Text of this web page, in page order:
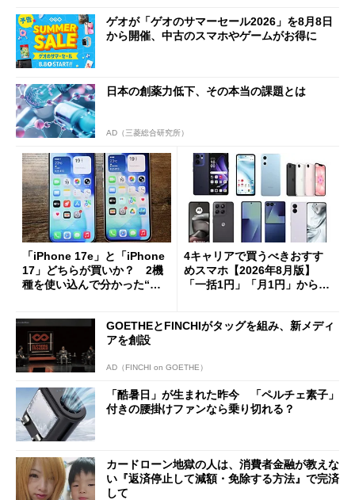
ゲオが「ゲオのサマーセール2026」を8月8日
から開催、中古のスマホやゲームがお得に
日本の創薬力低下、その本当の課題とは
AD（三菱総合研究所）
「iPhone 17e」と「iPhone
17」どちらが買いか？ 2機
種を使い込んで分かった“ス
4キャリアで買うべきおすす
めスマホ【2026年8月版】
「一括1円」「月1円」からお
GOETHEとFINCHIがタッグを組み、新メディ
アを創設
AD（FINCHI on GOETHE）
「酷暑日」が生まれた昨今 「ペルチェ素子」
付きの腰掛けファンなら乗り切れる？
カードローン地獄の人は、消費者金融が教えな
い『返済停止して減額・免除する方法』で完済
して